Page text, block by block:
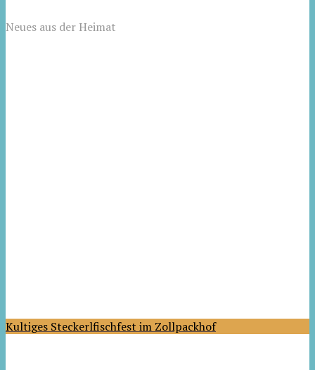
Neues aus der Heimat
Kultiges Steckerlfischfest im Zollpackhof